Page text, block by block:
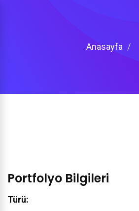
Anasayfa
Portfolyo Bilgileri
Türü: